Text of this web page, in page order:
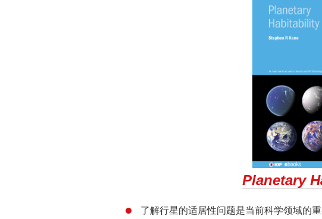
Planetary
了解行星的适居性问题是当前科学领域的